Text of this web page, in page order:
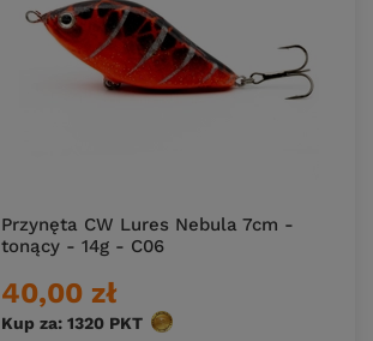
Przynęta CW Lures Nebula 7cm -
tonący - 14g - C06
40,00 zł
Kup za: 1320 PKT punktów